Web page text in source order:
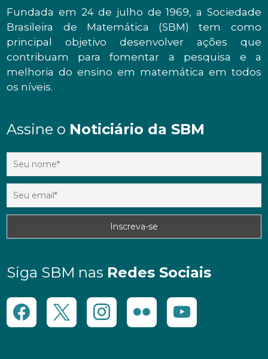
Fundada em 24 de julho de 1969, a Sociedade
Brasileira de Matemática (SBM) tem como
principal objetivo desenvolver ações que
contribuam para fomentar a pesquisa e a
melhoria do ensino em matemática em todos
os níveis.
Assine o Noticiário da SBM
Siga SBM nas Redes Sociais